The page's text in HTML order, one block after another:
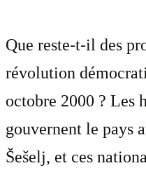
Que reste-t-il des
révolution
octobre 2000 ? Les
gouvernent le pays
Šešelj, et ces